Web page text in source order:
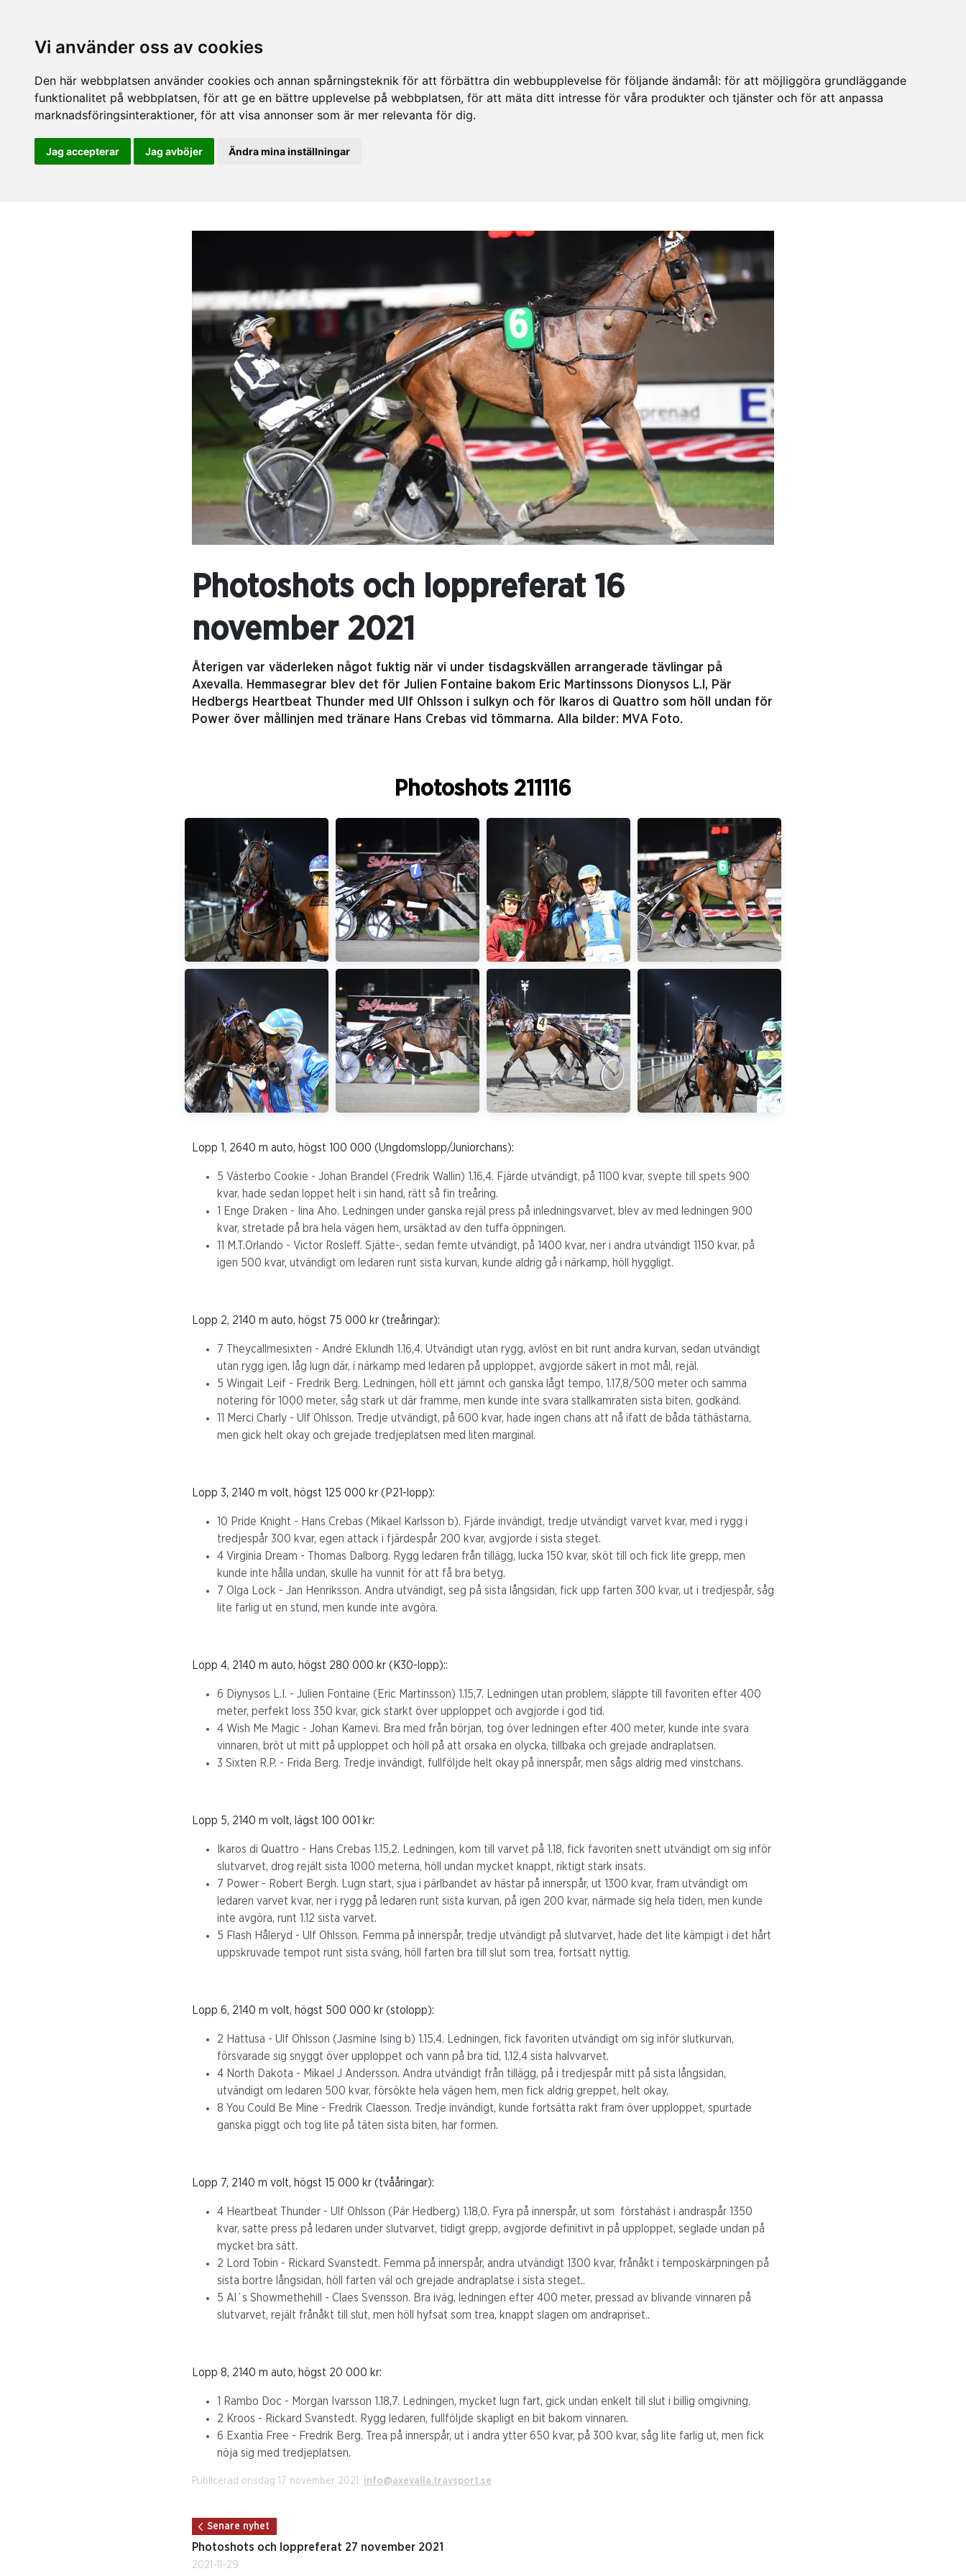
Vi använder oss av cookies
Den här webbplatsen använder cookies och annan spårningsteknik för att förbättra din webbupplevelse för följande ändamål: för att möjliggöra grundläggande
funktionalitet på webbplatsen, för att ge en bättre upplevelse på webbplatsen, för att mäta ditt intresse för våra produkter och tjänster och för att anpassa
marknadsföringsinteraktioner, för att visa annonser som är mer relevanta för dig.
Jag accepterar Jag avböjer Ändra mina inställningar
Photoshots och loppreferat 16
november 2021
Återigen var väderleken något fuktig när vi under tisdagskvällen arrangerade tävlingar på
Axevalla. Hemmasegrar blev det för Julien Fontaine bakom Eric Martinssons Dionysos L.I, Pär
Hedbergs Heartbeat Thunder med Ulf Ohlsson i sulkyn och för Ikaros di Quattro som höll undan för
Power över mållinjen med tränare Hans Crebas vid tömmarna. Alla bilder: MVA Foto.
Photoshots 211116
Lopp 1, 2640 m auto, högst 100 000 (Ungdomslopp/Juniorchans):
5 Västerbo Cookie - Johan Brandel (Fredrik Wallin) 1.16,4. Fjärde utvändigt, på 1100 kvar, svepte till spets 900
kvar, hade sedan loppet helt i sin hand, rätt så fin treåring.
1 Enge Draken - Iina Aho. Ledningen under ganska rejäl press på inledningsvarvet, blev av med ledningen 900
kvar, stretade på bra hela vägen hem, ursäktad av den tuffa öppningen.
11 M.T.Orlando - Victor Rosleff. Sjätte-, sedan femte utvändigt, på 1400 kvar, ner i andra utvändigt 1150 kvar, på
igen 500 kvar, utvändigt om ledaren runt sista kurvan, kunde aldrig gå i närkamp, höll hyggligt.
Lopp 2, 2140 m auto, högst 75 000 kr (treåringar):
7 Theycallmesixten - André Eklundh 1.16,4. Utvändigt utan rygg, avlöst en bit runt andra kurvan, sedan utvändigt
utan rygg igen, låg lugn där, i närkamp med ledaren på upploppet, avgjorde säkert in mot mål, rejäl.
5 Wingait Leif - Fredrik Berg. Ledningen, höll ett jämnt och ganska lågt tempo, 1.17,8/500 meter och samma
notering för 1000 meter, såg stark ut där framme, men kunde inte svara stallkamraten sista biten, godkänd.
11 Merci Charly - Ulf Ohlsson. Tredje utvändigt, på 600 kvar, hade ingen chans att nå ifatt de båda täthästarna,
men gick helt okay och grejade tredjeplatsen med liten marginal.
Lopp 3, 2140 m volt, högst 125 000 kr (P21-lopp):
10 Pride Knight - Hans Crebas (Mikael Karlsson b). Fjärde invändigt, tredje utvändigt varvet kvar, med i rygg i
tredjespår 300 kvar, egen attack i fjärdespår 200 kvar, avgjorde i sista steget.
4 Virginia Dream - Thomas Dalborg. Rygg ledaren från tillägg, lucka 150 kvar, sköt till och fick lite grepp, men
kunde inte hålla undan, skulle ha vunnit för att få bra betyg.
7 Olga Lock - Jan Henriksson. Andra utvändigt, seg på sista långsidan, fick upp farten 300 kvar, ut i tredjespår, såg
lite farlig ut en stund, men kunde inte avgöra.
Lopp 4, 2140 m auto, högst 280 000 kr (K30-lopp)::
6 Diynysos L.I. - Julien Fontaine (Eric Martinsson) 1.15,7. Ledningen utan problem, släppte till favoriten efter 400
meter, perfekt loss 350 kvar, gick starkt över upploppet och avgjorde i god tid.
4 Wish Me Magic - Johan Karnevi. Bra med från början, tog över ledningen efter 400 meter, kunde inte svara
vinnaren, bröt ut mitt på upploppet och höll på att orsaka en olycka, tillbaka och grejade andraplatsen.
3 Sixten R.P. - Frida Berg. Tredje invändigt, fullföljde helt okay på innerspår, men sågs aldrig med vinstchans.
Lopp 5, 2140 m volt, lägst 100 001 kr:
Ikaros di Quattro - Hans Crebas 1.15,2. Ledningen, kom till varvet på 1.18, fick favoriten snett utvändigt om sig inför
slutvarvet, drog rejält sista 1000 meterna, höll undan mycket knappt, riktigt stark insats.
7 Power - Robert Bergh. Lugn start, sjua i pärlbandet av hästar på innerspår, ut 1300 kvar, fram utvändigt om
ledaren varvet kvar, ner i rygg på ledaren runt sista kurvan, på igen 200 kvar, närmade sig hela tiden, men kunde
inte avgöra, runt 1.12 sista varvet.
5 Flash Håleryd - Ulf Ohlsson. Femma på innerspår, tredje utvändigt på slutvarvet, hade det lite kämpigt i det hårt
uppskruvade tempot runt sista sväng, höll farten bra till slut som trea, fortsatt nyttig.
Lopp 6, 2140 m volt, högst 500 000 kr (stolopp):
2 Hattusa - Ulf Ohlsson (Jasmine Ising b) 1.15,4. Ledningen, fick favoriten utvändigt om sig inför slutkurvan,
försvarade sig snyggt över upploppet och vann på bra tid, 1.12,4 sista halvvarvet.
4 North Dakota - Mikael J Andersson. Andra utvändigt från tillägg, på i tredjespår mitt på sista långsidan,
utvändigt om ledaren 500 kvar, försökte hela vägen hem, men fick aldrig greppet, helt okay,
8 You Could Be Mine - Fredrik Claesson. Tredje invändigt, kunde fortsätta rakt fram över upploppet, spurtade
ganska piggt och tog lite på täten sista biten, har formen.
Lopp 7, 2140 m volt, högst 15 000 kr (tvååringar):
4 Heartbeat Thunder - Ulf Ohlsson (Pär Hedberg) 1.18,0. Fyra på innerspår, ut som förstahäst i andraspår 1350
kvar, satte press på ledaren under slutvarvet, tidigt grepp, avgjorde definitivt in på upploppet, seglade undan på
mycket bra sätt.
2 Lord Tobin - Rickard Svanstedt. Femma på innerspår, andra utvändigt 1300 kvar, frånåkt i temposkärpningen på
sista bortre långsidan, höll farten väl och grejade andraplatse i sista steget..
5 Al´s Showmethehill - Claes Svensson. Bra iväg, ledningen efter 400 meter, pressad av blivande vinnaren på
slutvarvet, rejält frånåkt till slut, men höll hyfsat som trea, knappt slagen om andrapriset..
Lopp 8, 2140 m auto, högst 20 000 kr:
1 Rambo Doc - Morgan Ivarsson 1.18,7. Ledningen, mycket lugn fart, gick undan enkelt till slut i billig omgivning.
2 Kroos - Rickard Svanstedt. Rygg ledaren, fullföljde skapligt en bit bakom vinnaren.
6 Exantia Free - Fredrik Berg. Trea på innerspår, ut i andra ytter 650 kvar, på 300 kvar, såg lite farlig ut, men fick
nöja sig med tredjeplatsen.
Publicerad onsdag 17 november 2021. info@axevalla.travsport.se
Senare nyhet
Photoshots och loppreferat 27 november 2021
2021-11-29